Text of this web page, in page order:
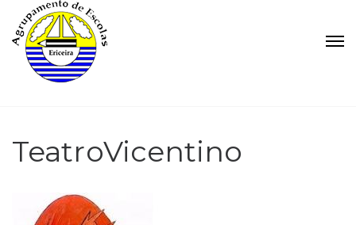
TeatroVicentino